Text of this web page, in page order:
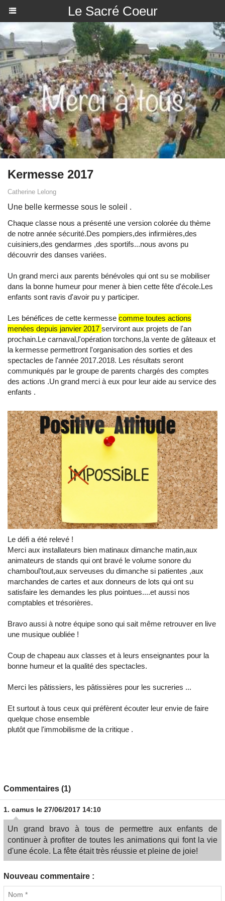
Le Sacré Coeur
Kermesse 2017
Catherine Lelong
Une belle kermesse sous le soleil .
Chaque classe nous a présenté une version colorée du thème
de notre année sécurité.Des pompiers,des infirmières,des
cuisiniers,des gendarmes ,des sportifs...nous avons pu
découvrir des danses variées.
Un grand merci aux parents bénévoles qui ont su se mobiliser
dans la bonne humeur pour mener à bien cette fête d'école.Les
enfants sont ravis d'avoir pu y participer.
Les bénéfices de cette kermesse comme toutes actions
menées depuis janvier 2017 serviront aux projets de l'an
prochain.Le carnaval,l'opération torchons,la vente de gâteaux et
la kermesse permettront l'organisation des sorties et des
spectacles de l'année 2017.2018. Les résultats seront
communiqués par le groupe de parents chargés des comptes
des actions .Un grand merci à eux pour leur aide au service des
enfants .
Le défi a été relevé !
Merci aux installateurs bien matinaux dimanche matin,aux
animateurs de stands qui ont bravé le volume sonore du
chamboul'tout,aux serveuses du dimanche si patientes ,aux
marchandes de cartes et aux donneurs de lots qui ont su
satisfaire les demandes les plus pointues....et aussi nos
comptables et trésorières.
Bravo aussi à notre équipe sono qui sait même retrouver en live
une musique oubliée !
Coup de chapeau aux classes et à leurs enseignantes pour la
bonne humeur et la qualité des spectacles.
Merci les pâtissiers, les pâtissières pour les sucreries ...
Et surtout à tous ceux qui préfèrent écouter leur envie de faire
quelque chose ensemble
plutôt que l'immobilisme de la critique .
Commentaires (1)
1. camus le 27/06/2017 14:10
Un grand bravo à tous de permettre aux enfants de
continuer à profiter de toutes les animations qui font la vie
d'une école. La fête était très réussie et pleine de joie!
Nouveau commentaire :